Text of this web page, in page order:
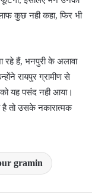
कुछ नही कहा, फिर भी
रहे हैं, भनपुरी के अलावा
रायपुर ग्रामीण से
यह पसंद नही आया।
है तो उसके नकारात्मक
gramin